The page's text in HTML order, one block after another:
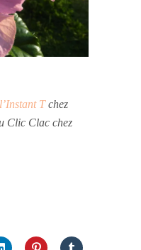
l’Instant Tchez
Clic Clac chez